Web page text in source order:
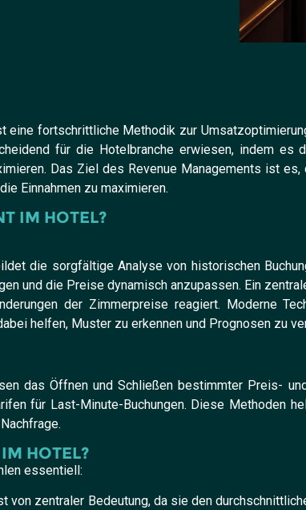
eine fortschrittliche Methodik zur
für die Hotelbranche erwiesen, indem es
Das Ziel des Revenue Managements ist
Einnahmen zu maximieren.
IM HOTEL?
die sorgfältige Analyse von historischen
und die Preise dynamisch anzupassen. Ein
der Zimmerpreise reagiert. Moderne
helfen, Muster zu erkennen und Prognosen zu
das Öffnen und Schließen bestimmter Preis-
für Last-Minute-Buchungen. Diese Methoden
HOTEL?
essentiell:
von zentraler Bedeutung, da sie den